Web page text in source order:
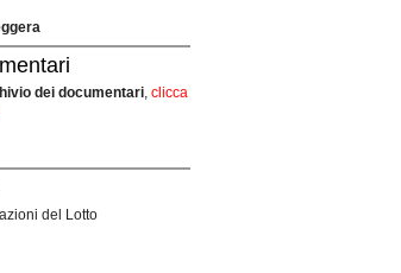
dei documentari clicca
del Lotto